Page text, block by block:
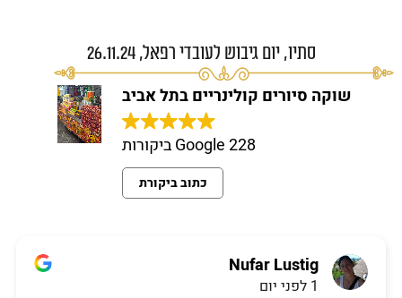
שאלות ותשובות
המלצות
צור קשר
סתיו, יום גיבוש לעובדי רפאל, 26.11.24
שוקה סיורים קולינריים בתל אביב
228 Google ביקורות
כתוב ביקורת
Nufar Lustig
1 לפני יום